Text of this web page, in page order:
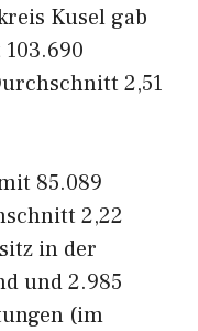
Kusel gab
2,51
85.089
2,22
in der
und 2.985
(im